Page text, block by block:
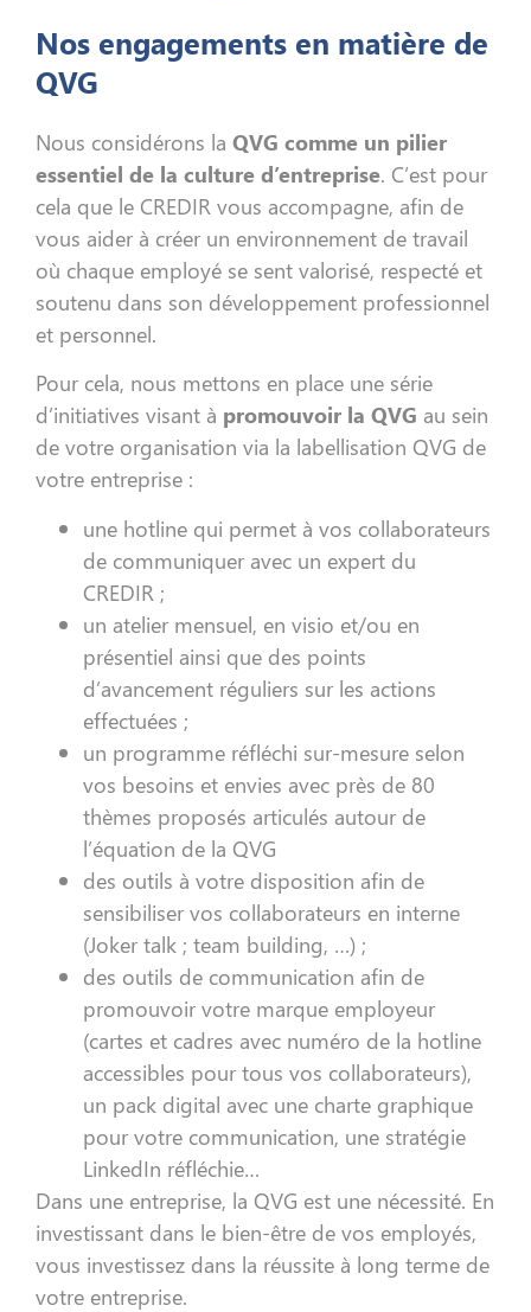
Nos engagements en matière de
QVG
Nous considérons la QVG comme un pilier
essentiel de la culture d’entreprise. C’est pour
cela que le CREDIR vous accompagne, afin de
vous aider à créer un environnement de travail
où chaque employé se sent valorisé, respecté et
soutenu dans son développement professionnel
et personnel.
Pour cela, nous mettons en place une série
d’initiatives visant à promouvoir la QVG au sein
de votre organisation via la labellisation QVG de
votre entreprise :
une hotline qui permet à vos collaborateurs
de communiquer avec un expert du
CREDIR ;
un atelier mensuel, en visio et/ou en
présentiel ainsi que des points
d’avancement réguliers sur les actions
effectuées ;
un programme réfléchi sur-mesure selon
vos besoins et envies avec près de 80
thèmes proposés articulés autour de
l’équation de la QVG
des outils à votre disposition afin de
sensibiliser vos collaborateurs en interne
(Joker talk ; team building, …) ;
des outils de communication afin de
promouvoir votre marque employeur
(cartes et cadres avec numéro de la hotline
accessibles pour tous vos collaborateurs),
un pack digital avec une charte graphique
pour votre communication, une stratégie
LinkedIn réfléchie…
Dans une entreprise, la QVG est une nécessité. En
investissant dans le bien-être de vos employés,
vous investissez dans la réussite à long terme de
votre entreprise.